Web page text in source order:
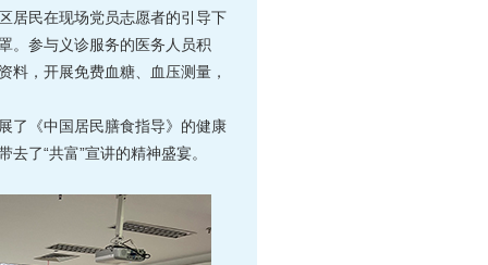
居民在现场党员志愿者的引导下
。参与义诊服务的医务人员积
料，开展免费血糖、血压测量，
了《中国居民膳食指导》的健康
了“共富”宣讲的精神盛宴。